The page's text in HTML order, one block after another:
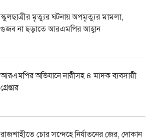
স্কুলছাত্রীর মৃত্যুর ঘটনায় অপমৃত্যুর মামলা,
গুজব না ছড়াতে আরএমপির আহ্বান
আরএমপির অভিযানে নারীসহ ৪ মাদক ব্যবসায়ী
গ্রেপ্তার
রাজশাহীতে চোর সন্দেহে নির্যাতনের জের, দোকান